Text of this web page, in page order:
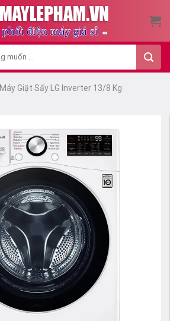
Máy Giặt Sấy LG Inverter 13/8 Kg